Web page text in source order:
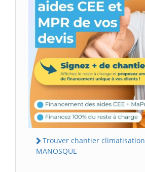
Trouver chantier climatisation
MANOSQUE